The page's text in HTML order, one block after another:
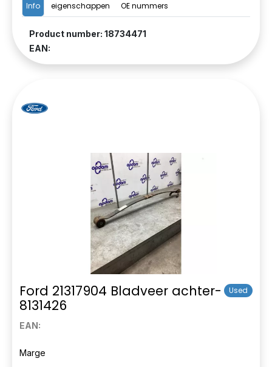
Info eigenschappen OE nummers
Product number: 18734471
EAN:
Ford 21317904 Bladveer achter-
8131426
Used
EAN:
Marge